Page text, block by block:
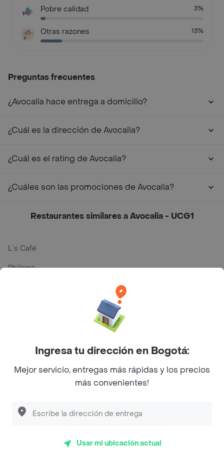
Pobre calidad 3%
Otras razones 13%
Preguntas frecuentes
¿Avocalia hace entrega a domicilio?
¿Cuál es la dirección de Avocalia?
¿Cuál es el rating de Avocalia?
¿Cuáles son las promociones de Avocalia?
Restaurantes similares a Avocalia - UCG1
L´s Café
Philippe
Myriam Camhi Co
Magnifique
Empanaditas de Pipian - Empanadas
Desayunadero de la 42
Sopitas y Frijoladas
Ingresa tu dirección en Bogotá:
Mejor servicio, entregas más rápidas y los precios
más convenientes!
Usar mi ubicación actual